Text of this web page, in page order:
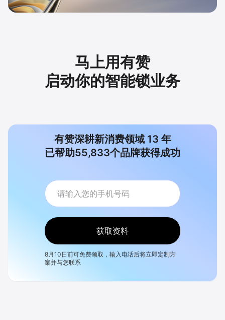
马上用有赞
启动你的智能锁业务
有赞深耕新消费领域 13 年
已帮助55,833个品牌获得成功
获取资料
8月10日前可免费领取，输入电话后将立即定制方
案并与您联系